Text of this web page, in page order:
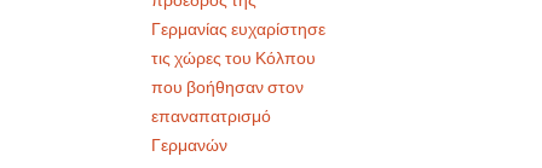
Γερμανίας ευχαρίστησε
τις χώρες του Κόλπου
που βοήθησαν στον
επαναπατρισμό
Γερμανών